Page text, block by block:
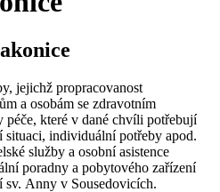
jejichž propracovanost
a osobám se zdravotním
péče, které v dané chvíli potřebují
situaci, individuální potřeby apod.
služby a osobní asistence
poradny a pobytového zařízení
sv. Anny v Sousedovicích.